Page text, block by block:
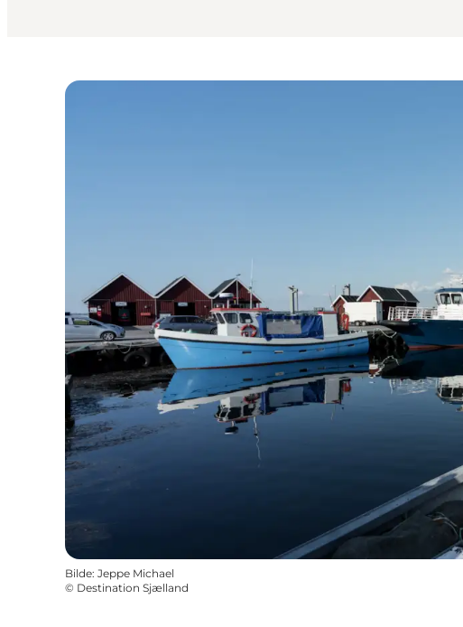
Bilde: Jeppe Michael
© Destination Sjælland